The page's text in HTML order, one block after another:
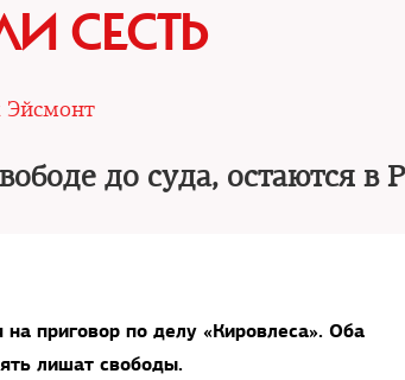
СЕСТЬ
до суда, остаются в
приговор по делу «Кировлеса». Оба
лишат свободы.